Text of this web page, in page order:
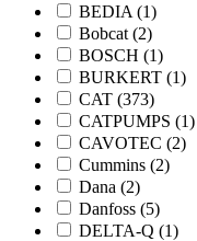
BEDIA (1)
Bobcat (2)
BOSCH (1)
BURKERT (1)
CAT (373)
CATPUMPS (1)
CAVOTEC (2)
Cummins (2)
Dana (2)
Danfoss (5)
DELTA-Q (1)